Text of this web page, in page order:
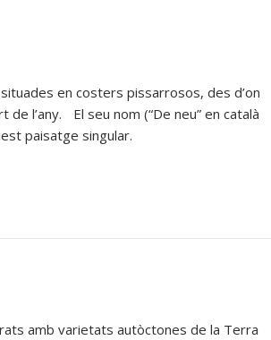
en costers pissarrosos, des d’on
l’any. El seu nom (“De neu” en català
paisatge singular.
amb varietats autòctones de la Terra